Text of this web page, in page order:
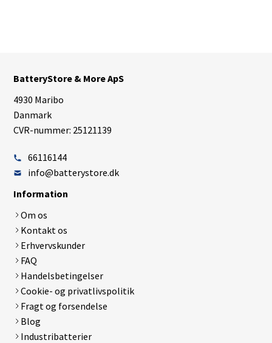
BatteryStore & More ApS
4930 Maribo
Danmark
CVR-nummer: 25121139
66116144
info@batterystore.dk
Information
Om os
Kontakt os
Erhvervskunder
FAQ
Handelsbetingelser
Cookie- og privatlivspolitik
Fragt og forsendelse
Blog
Industribatterier